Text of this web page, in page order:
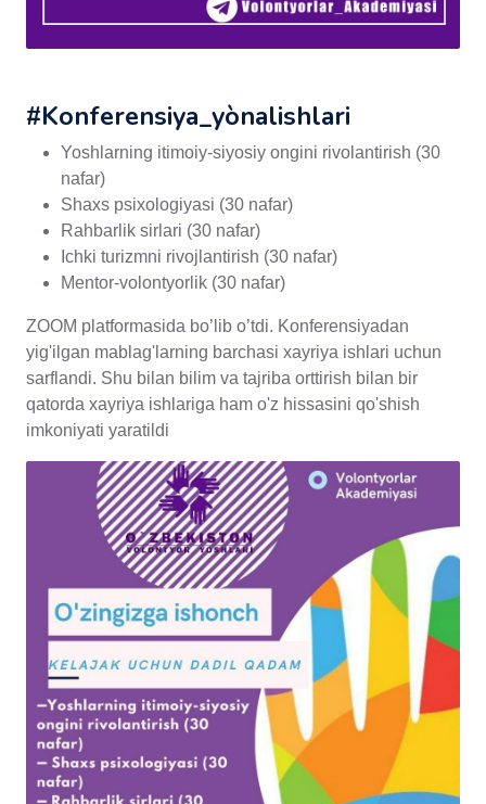
#Konferensiya_yònalishlari
Yoshlarning itimoiy-siyosiy ongini rivolantirish (30
nafar)
Shaxs psixologiyasi (30 nafar)
Rahbarlik sirlari (30 nafar)
Ichki turizmni rivojlantirish (30 nafar)
Mentor-volontyorlik (30 nafar)
ZOOM platformasida bo’lib o’tdi. Konferensiyadan
yig'ilgan mablag'larning barchasi xayriya ishlari uchun
sarflandi. Shu bilan bilim va tajriba orttirish bilan bir
qatorda xayriya ishlariga ham o'z hissasini qo'shish
imkoniyati yaratildi